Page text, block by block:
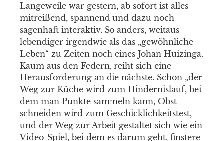
Langeweile war gestern, ab sofort ist alles
mitreißend, spannend und dazu noch
sagenhaft interaktiv. So anders, weitaus
lebendiger irgendwie als das „gewöhnliche
Leben“ zu Zeiten noch eines Johan Huizinga.
Kaum aus den Federn, reiht sich eine
Herausforderung an die nächste. Schon „der
Weg zur Küche wird zum Hindernislauf, bei
dem man Punkte sammeln kann, Obst
schneiden wird zum Geschicklichkeitstest,
und der Weg zur Arbeit gestaltet sich wie ein
Video-Spiel, bei dem es darum geht, finstere